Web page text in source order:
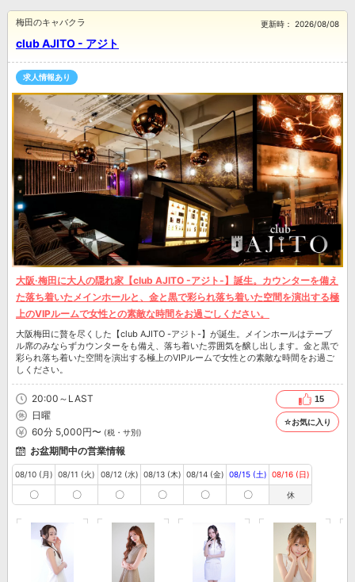
club AJITO - アジト
梅田のキャバクラ 更新時： 2026/08/08
求人情報あり
大阪·梅田に大人の隠れ家【club AJITO -アジト-】誕生。カウンターを備え
た落ち着いたメインホールと、金と黒で彩られ落ち着いた空間を演出する極
上のVIPルームで女性との素敵な時間をお過ごしください。
大阪梅田に贅を尽くした【club AJITO -アジト-】が誕生。メインホールはテーブ
ル席のみならずカウンターをも備え、落ち着いた雰囲気を醸し出します。金と黒で
彩られ落ち着いた空間を演出する極上のVIPルームで女性との素敵な時間をお過ご
しください。
20:00～LAST
日曜
60分 5,000円〜 (税・サ別)
15
☆お気に入り
お盆期間中の営業情報
08/10 (月)
〇
08/11 (火)
〇
08/12 (水)
〇
08/13 (木)
〇
08/14 (金)
〇
08/15 (土)
〇
08/16 (日)
休